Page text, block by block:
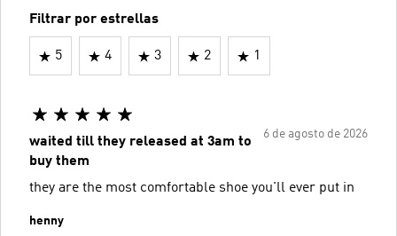
Filtrar por estrellas
5 4 3 2 1
6 de agosto de 2026
waited till they released at 3am to
buy them
they are the most comfortable shoe you'll ever put in
henny